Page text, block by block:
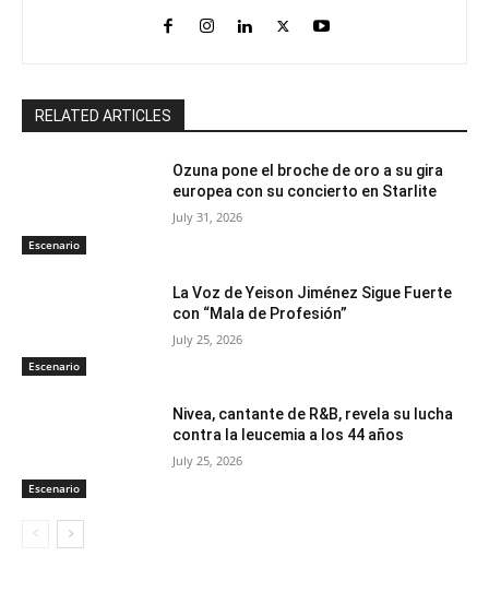
RELATED ARTICLES
Escenario
Ozuna pone el broche de oro a su gira
europea con su concierto en Starlite
July 31, 2026
Escenario
La Voz de Yeison Jiménez Sigue Fuerte
con “Mala de Profesión”
July 25, 2026
Escenario
Nivea, cantante de R&B, revela su lucha
contra la leucemia a los 44 años
July 25, 2026